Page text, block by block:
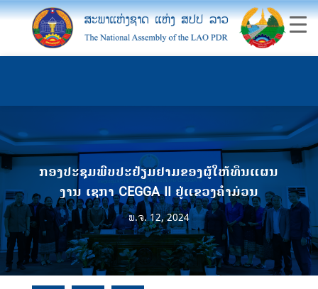
ກອງປະຊຸມພົບປະຢ້ຽມຢາມຂອງຜູ້ໃຫ້ທຶນແຜນ
ງານ ເຊກາ CEGGA II ຢູ່ແຂວງຄໍາມ່ວນ
ພ.ຈ. 12, 2024